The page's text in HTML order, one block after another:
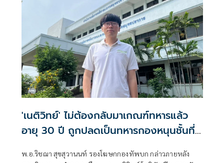
'เนติวิทย์' ไม่ต้องกลับมาเกณฑ์ทหาร​แล้ว
อายุ 30 ปี ถูกปลดเป็นทหารกองหนุนชั้นที่
พ.อ.ริชฌา สุขสุวานนท์ รองโฆษกกองทัพบก กล่าวภายหลัง